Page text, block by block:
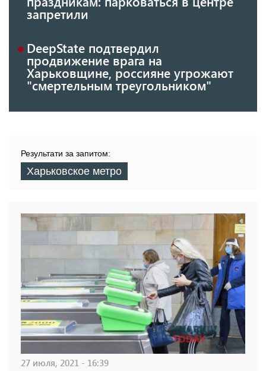
запретили
DeepState подтвердил
продвижение врага на
Харьковщине, россияне угрожают
"смертельным треугольником"
Результати за запитом:
Харьковское метро
27 июля, 2021 - 16:39